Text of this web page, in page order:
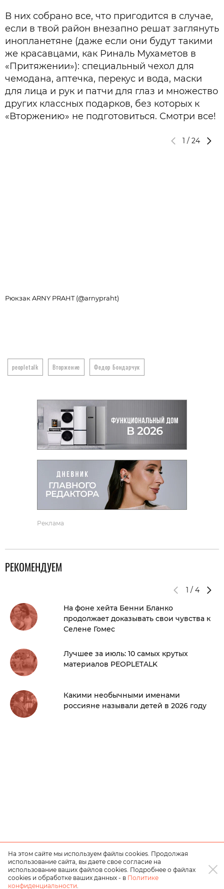
В них собрано все, что пригодится в случае,
если в твой район внезапно решат заглянуть
инопланетяне (даже если они будут такими
же красавцами, как Риналь Мухаметов в
«Притяжении»): специальный чехол для
чемодана, аптечка, перекус и вода, маски
для лица и рук и патчи для глаз и множество
других классных подарков, без которых к
«Вторжению» не подготовиться. Смотри все!
1 / 24
Рюкзак ARNY PRAHT (@arnypraht)
peopletalk Вторжение Федор Бондарчук
Реклама
РЕКОМЕНДУЕМ
1 / 4
На фоне хейта Бенни Бланко
продолжает доказывать свои чувства к
Селене Гомес
Лучшее за июль: 10 самых крутых
материалов PEOPLETALK
Какими необычными именами
россияне называли детей в 2026 году
На этом сайте мы используем файлы cookies. Продолжая
использование сайта, вы даете свое согласие на
использование ваших файлов cookies. Подробнее о файлах
cookies и обработке ваших данных - в Политике
конфиденциальности.